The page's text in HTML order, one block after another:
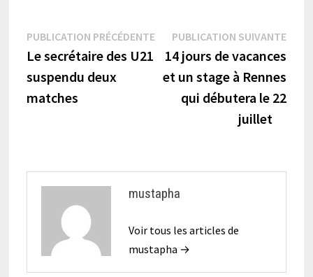
Navigation
de
l’article
PUBLICATION PRÉCÉDENTEPublication
précédente :
Le secrétaire des U21
suspendu deux
matches
PUBLICATION SUIVANTE
14 jours de vacances
et un stage à Rennes
qui débutera le 22
juillet
mustapha
Voir tous les articles de
mustapha →